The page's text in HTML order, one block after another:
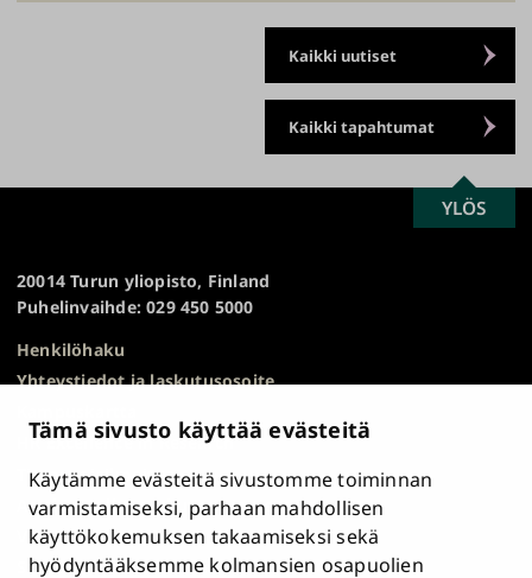
Tämä sivusto käyttää evästeitä
Käytämme evästeitä sivustomme toiminnan
varmistamiseksi, parhaan mahdollisen
käyttökokemuksen takaamiseksi sekä
hyödyntääksemme kolmansien osapuolien
Kaikki uutiset
Kaikki tapahtumat
20014 Turun yliopisto, Finland
Puhelinvaihde: 029 450 5000
Henkilöhaku
Yhteystiedot ja laskutusosoite
HR Excellence in Research
Tietosuojailmoitus
Asiakirjajulkisuuskuvaus ja tietopyynnöt
Väärinkäytösepäilyt
Saavutettavuusseloste
SCROLL
TO
YLÖS